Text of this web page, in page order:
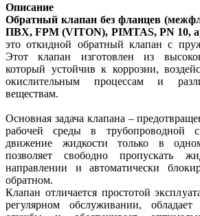
Описание
Обратный клапан без фланцев
ПВХ, FPM (VITON), PIMTAS, PN 10,
это откидной обратный клапан с
Этот клапан изготовлен из
который устойчив к коррозии,
окислительным процессам и
веществам.
Основная задача клапана –
рабочей среды в трубопроводной
движение жидкости только в
позволяет свободно пропускать
направлении и автоматически
обратном.
Клапан отличается простотой
регулярном обслуживании,